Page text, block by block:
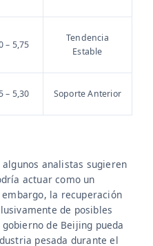
– 5,75
Tendencia
Estable
– 5,30 Soporte Anterior
analistas sugieren
actuar como un
la recuperación
de posibles
de Beijing pueda
pesada durante el